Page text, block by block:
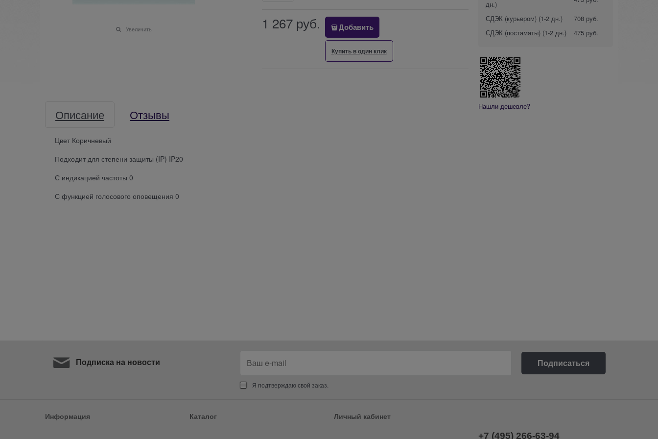
Увеличить 1 267 руб. Добавить
Купить в один клик
Описание Отзывы
Цвет Коричневый
Подходит для степени защиты (IP) IP20
С индикацией частоты 0
С функцией голосового оповещения 0
дн.)
СДЭК (курьером) (1-2 дн.)
708 руб.
СДЭК (постаматы) (1-2 дн.) 475 руб.
Нашли дешевле?
Подписка на новости
Я подтверждаю свой заказ.
Информация Каталог Личный кабинет
+7 (495) 266-63-94